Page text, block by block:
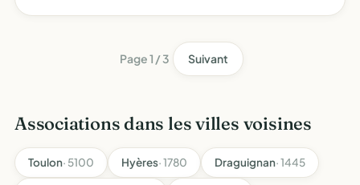
Page 1 / 3 Suivant
Associations dans les villes voisines
Toulon· 5100 Hyères· 1780 Draguignan· 1445